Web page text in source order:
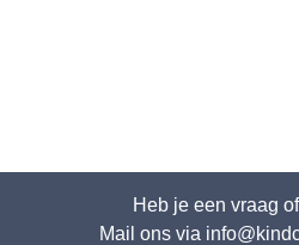
Heb je een vraag
Mail ons via